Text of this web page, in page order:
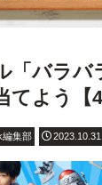
「バラバ
よう【
編集部 2023.10.31